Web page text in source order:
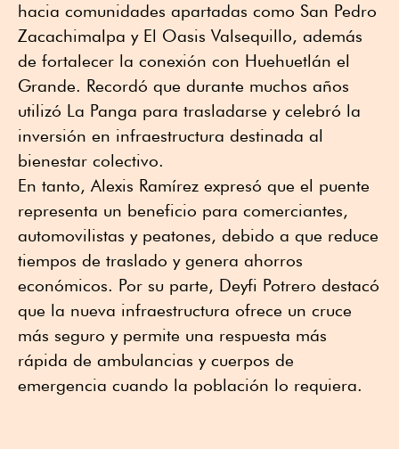
hacia comunidades apartadas como San Pedro
Zacachimalpa y El Oasis Valsequillo, además
de fortalecer la conexión con Huehuetlán el
Grande. Recordó que durante muchos años
utilizó La Panga para trasladarse y celebró la
inversión en infraestructura destinada al
bienestar colectivo.
En tanto, Alexis Ramírez expresó que el puente
representa un beneficio para comerciantes,
automovilistas y peatones, debido a que reduce
tiempos de traslado y genera ahorros
económicos. Por su parte, Deyfi Potrero destacó
que la nueva infraestructura ofrece un cruce
más seguro y permite una respuesta más
rápida de ambulancias y cuerpos de
emergencia cuando la población lo requiera.